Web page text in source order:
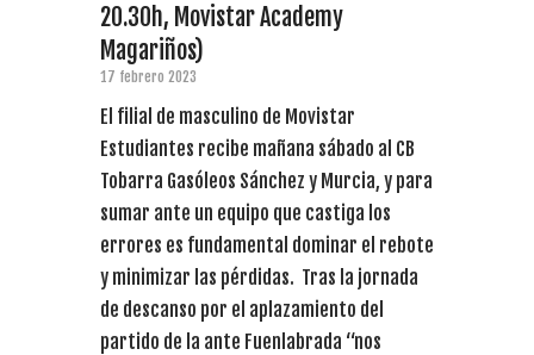
20.30h, Movistar Academy
Magariños)
17 febrero 2023
El filial de masculino de Movistar
Estudiantes recibe mañana sábado al CB
Tobarra Gasóleos Sánchez y Murcia, y para
sumar ante un equipo que castiga los
errores es fundamental dominar el rebote
y minimizar las pérdidas. Tras la jornada
de descanso por el aplazamiento del
partido de la ante Fuenlabrada “nos